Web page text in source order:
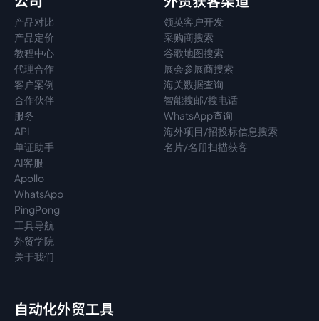
产品对比
产品定价
教程中心
代理合作
客户案例
合作伙伴
服务
API
单证助手
AI客服
Apollo
WhatsApp
PingPong
工具导航
外贸学院
关于我们
领英客户开发
采购商搜索
谷歌地图搜索
展会参展商搜索
海关数据查询
智能搜邮/搜电话
WhatsApp查询
海外项目/招投标信息搜索
名片/名册扫描获客
自动化外贸工具